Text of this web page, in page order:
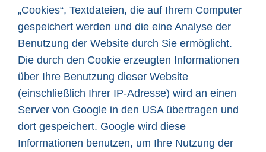
„Cookies“, Textdateien, die auf Ihrem Computer
gespeichert werden und die eine Analyse der
Benutzung der Website durch Sie ermöglicht.
Die durch den Cookie erzeugten Informationen
über Ihre Benutzung dieser Website
(einschließlich Ihrer IP-Adresse) wird an einen
Server von Google in den USA übertragen und
dort gespeichert. Google wird diese
Informationen benutzen, um Ihre Nutzung der